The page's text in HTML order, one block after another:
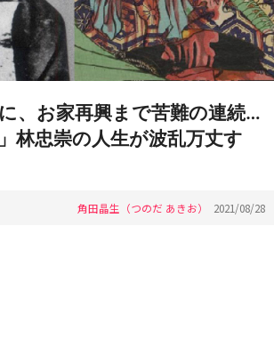
、お家再興まで苦難の連続…
林忠崇の人生が波乱万丈す
角田晶生（つのだ あきお） 2021/08/28